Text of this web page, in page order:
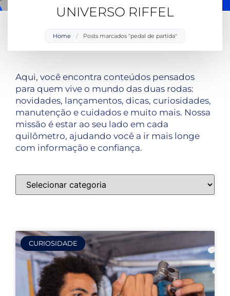
UNIVERSO RIFFEL
Home / Posts marcados "pedal de partida"
Aqui, você encontra conteúdos pensados
para quem vive o mundo das duas rodas:
novidades, lançamentos, dicas, curiosidades,
manutenção e cuidados e muito mais. Nossa
missão é estar ao seu lado em cada
quilômetro, ajudando você a ir mais longe
com informação e confiança.
CURIOSIDADE